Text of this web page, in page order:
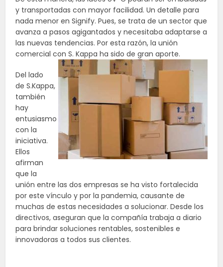
y transportadas con mayor facilidad. Un detalle para
nada menor en Signify. Pues, se trata de un sector que
avanza a pasos agigantados y necesitaba adaptarse a
las nuevas tendencias. Por esta razón, la unión
comercial con S. Kappa ha sido de gran aporte.
Del lado
de S.Kappa,
también
hay
entusiasmo
con la
iniciativa.
Ellos
afirman
que la
unión entre las dos empresas se ha visto fortalecida
por este vínculo y por la pandemia, causante de
muchas de estas necesidades a solucionar. Desde los
directivos, aseguran que la compañía trabaja a diario
para brindar soluciones rentables, sostenibles e
innovadoras a todos sus clientes.